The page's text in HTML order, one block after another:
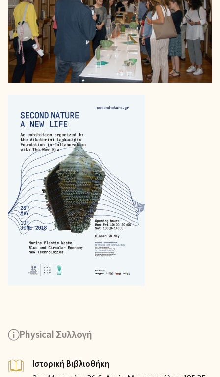
Physical Συλλογή
Ιστορική Βιβλιοθήκη